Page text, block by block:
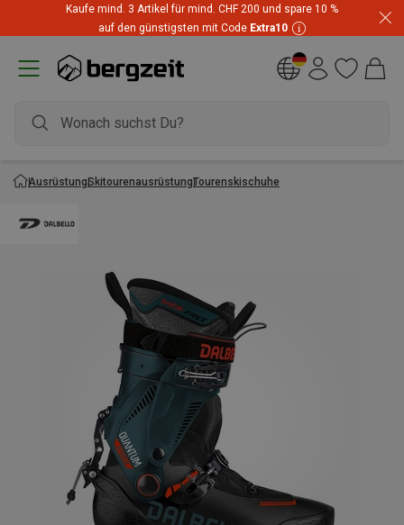
Kaufe mind. 3 Artikel für mind. CHF 200 und spare 10 %
auf den günstigsten mit Code Extra10
AusrüstungSkitourenausrüstungTourenskischuhe